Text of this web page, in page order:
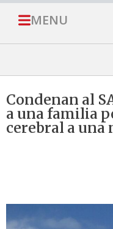
MENU
Condenan al
a una familia
cerebral a una